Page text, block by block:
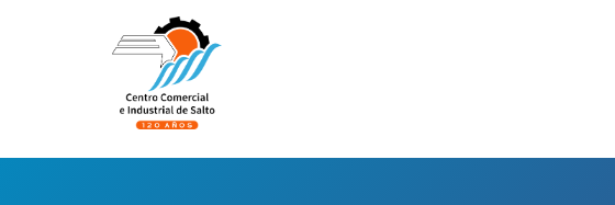
Navegación
principal